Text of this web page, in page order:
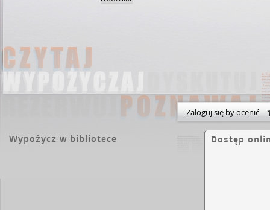
Zaloguj się by ocenić
Wypożycz w bibliotece Dostęp